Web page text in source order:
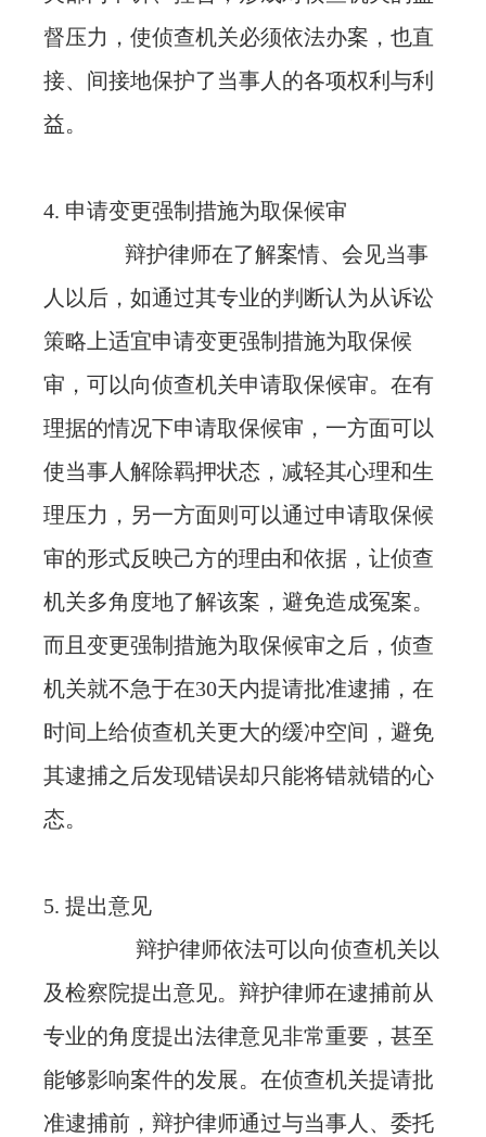
督压力，使侦查机关必须依法办案，也直
接、间接地保护了当事人的各项权利与利
益。
4. 申请变更强制措施为取保候审
辩护律师在了解案情、会见当事
人以后，如通过其专业的判断认为从诉讼
策略上适宜申请变更强制措施为取保候
审，可以向侦查机关申请取保候审。在有
理据的情况下申请取保候审，一方面可以
使当事人解除羁押状态，减轻其心理和生
理压力，另一方面则可以通过申请取保候
审的形式反映己方的理由和依据，让侦查
机关多角度地了解该案，避免造成冤案。
而且变更强制措施为取保候审之后，侦查
机关就不急于在30天内提请批准逮捕，在
时间上给侦查机关更大的缓冲空间，避免
其逮捕之后发现错误却只能将错就错的心
态。
5. 提出意见
辩护律师依法可以向侦查机关以
及检察院提出意见。辩护律师在逮捕前从
专业的角度提出法律意见非常重要，甚至
能够影响案件的发展。在侦查机关提请批
准逮捕前，辩护律师通过与当事人、委托